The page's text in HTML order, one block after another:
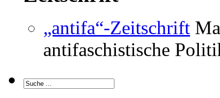
„antifa“-Zeitschrift
antifaschistische